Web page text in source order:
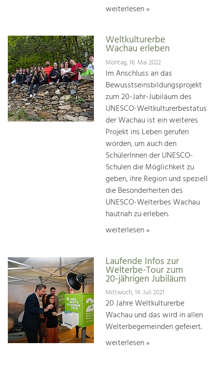
weiterlesen »
Weltkulturerbe
Wachau erleben
Montag, 16. Mai 2022
Im Anschluss an das
Bewusstseinsbildungsprojekt
zum 20-Jahr-Jubiläum des
UNESCO-Weltkulturerbestatus
der Wachau ist ein weiteres
Projekt ins Leben gerufen
worden, um auch den
SchülerInnen der UNESCO-
Schulen die Möglichkeit zu
geben, ihre Region und speziell
die Besonderheiten des
UNESCO-Welterbes Wachau
hautnah zu erleben.
weiterlesen »
Laufende Infos zur
Welterbe-Tour zum
20-jährigen Jubiläum
Mittwoch, 14. Juli 2021
20 Jahre Weltkulturerbe
Wachau und das wird in allen
Welterbegemeinden gefeiert.
weiterlesen »